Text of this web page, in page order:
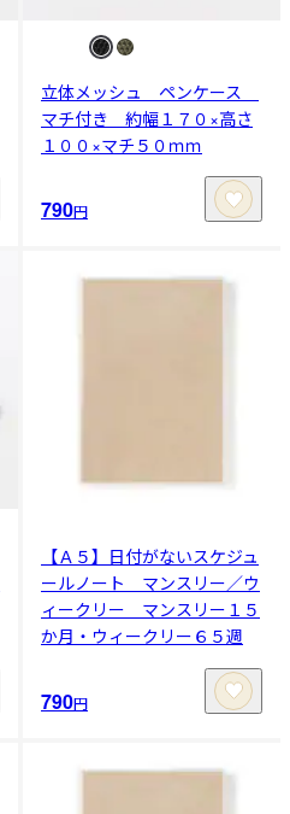
立体メッシュ ペンケース
マチ付き 約幅１７０×高さ
１００×マチ５０ｍｍ
790円
【Ａ５】日付がないスケジュ
ールノート マンスリー／ウ
ィークリー マンスリー１５
か月・ウィークリー６５週
790円